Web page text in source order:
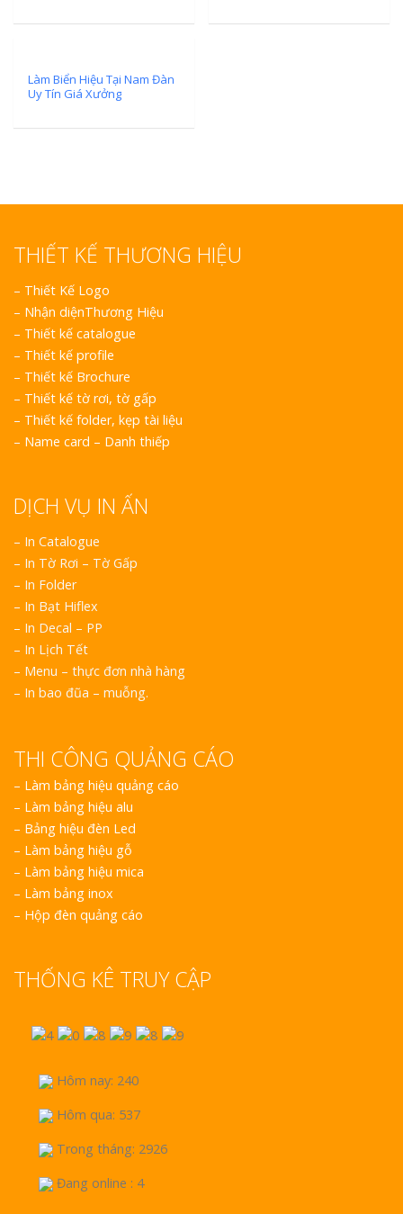
Làm Biển Hiệu Tại Nam Đàn
Uy Tín Giá Xưởng
THIẾT KẾ THƯƠNG HIỆU
– Thiết Kế Logo
– Nhận diệnThương Hiệu
– Thiết kế catalogue
– Thiết kế profile
– Thiết kế Brochure
– Thiết kế tờ rơi, tờ gấp
– Thiết kế folder, kẹp tài liệu
– Name card – Danh thiếp
DỊCH VỤ IN ẤN
– In Catalogue
– In Tờ Rơi – Tờ Gấp
– In Folder
– In Bạt Hiflex
– In Decal – PP
– In Lịch Tết
– Menu – thực đơn nhà hàng
– In bao đũa – muỗng.
THI CÔNG QUẢNG CÁO
– Làm bảng hiệu quảng cáo
– Làm bảng hiệu alu
– Bảng hiệu đèn Led
– Làm bảng hiệu gỗ
– Làm bảng hiệu mica
– Làm bảng inox
– Hộp đèn quảng cáo
THỐNG KÊ TRUY CẬP
Hôm nay: 240
Hôm qua: 537
Trong tháng: 2926
Đang online : 4